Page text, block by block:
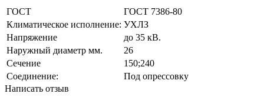
ГОСТ
ГОСТ 7386-80
Климатическое исполнение: УХЛЗ
Напряжение
до 35 кВ.
Наружный диаметр мм.
26
Сечение
150;240
Соединение:
Под опрессовку
Написать отзыв